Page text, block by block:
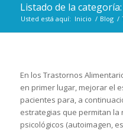
Listado de la
Usted está aquí: Inicio / Blog /
En los Trastornos
en primer lugar, mejorar el
pacientes para, a
estrategias que permitan
psicológicos (autoimagen,